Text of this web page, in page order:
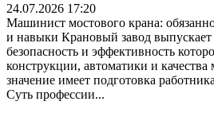
24.07.2026 17:20
Машинист мостового крана:
и навыки Крановый завод выпускает
безопасность и эффективность
конструкции, автоматики и
значение имеет подготовка
Суть профессии...